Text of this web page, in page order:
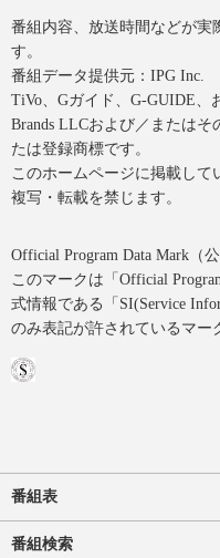
番組内容、放送時間などが実
す。
番組データ提供元：IPG Inc.
TiVo、Gガイド、G-GUIDE、
Brands LLCおよび／または
たは登録商標です。
このホームページに掲載し
複写・転載を禁じます。
Official Program Data Mark（
このマークは「Official
式情報である「SI(Service
のみ表記が許されているマー
番組表
番組検索